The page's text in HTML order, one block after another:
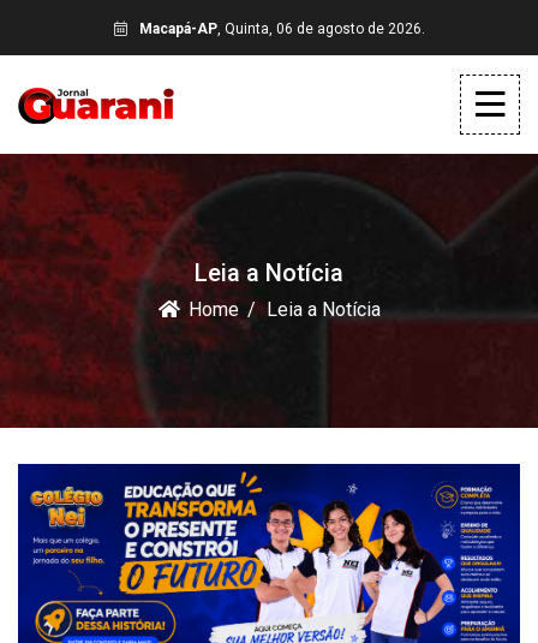
Macapá-AP, Quinta, 06 de agosto de 2026.
Leia a Notícia
Home Leia a Notícia